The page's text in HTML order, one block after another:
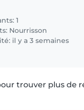
liebsten..
1
Nourrisson
il y a 3 semaines
trouver plus de